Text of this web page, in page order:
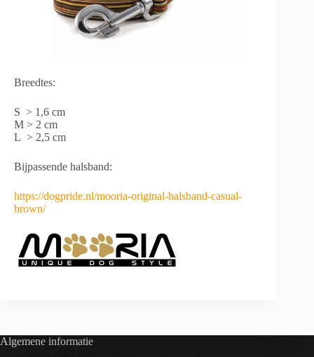
Breedtes:
S > 1,6 cm
M > 2 cm
L > 2,5 cm
Bijpassende halsband:
https://dogpride.nl/mooria-original-halsband-casual-
brown/
Algemene informatie